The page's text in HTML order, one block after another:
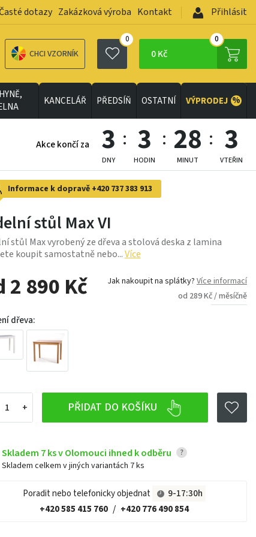
dotazy Zakázková výroba Kontakt Přihlásit
CHCI VZORNÍK
0
0 Kč
0
KANCELÁŘ PŘEDSÍŇ OSTATNÍ VÝPRODEJ %
Akce končí za 3
DNY
3
HODIN
28
MINUT
1
VTEŘIN
Informace k dopravě +420 737 383 913
stůl Max VI
stůl Max vyrobený ze dřeva a stolová deska z lamina
koupit samostatně nebo...Více
2 890 Kč Jak nakoupit na splátky? Více informací
od 289 Kč / měsíčně
dřeva:
PŘIDAT DO KOŠÍKU
Skladem 7 ks v Olomouci ihned k odběru ?
Skladem celkem v jiných variantách 7 ks
Poradit nebo telefonicky objednat
9-17:30h
+420 585 415 760 / +420 776 490 854